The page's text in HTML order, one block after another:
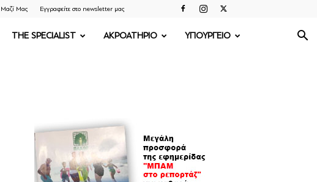
Μαζί Μας Εγγραφείτε στο newsletter μας
THE SPECIALIST ΑΚΡΟΑΤΗΡΙΟ ΥΠΟΥΡΓΕΙΟ